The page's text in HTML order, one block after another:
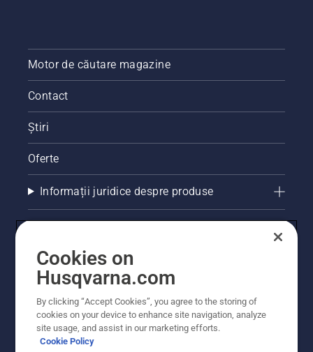
Motor de căutare magazine
Contact
Știri
Oferte
Informații juridice despre produse
Cookies on
Husqvarna.com
By clicking “Accept Cookies”, you agree to the storing of
cookies on your device to enhance site navigation, analyze
site usage, and assist in our marketing efforts.
Cookie Policy